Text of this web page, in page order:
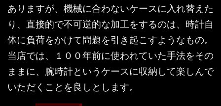
ありますが、機械に合わないケースに入れ替えた
り、直接的で不可逆的な加工をするのは、時計自
体に負荷をかけて問題を引き起こすようなもの。
当店では、１００年前に使われていた手法をその
ままに、腕時計というケースに収納して楽しんで
いただくことを良しとします。